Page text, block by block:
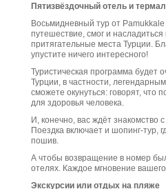
Пятизвёздочный отель и
Восьмидневный тур от
путешествие, смог и
притягательные места Турции.
упустите ничего интересного!
Туристическая программа будет
Турции, в частности,
сможете окунуться: говорят, что
для здоровья человека.
И, конечно, вас ждёт знакомство
Поездка включает и шопинг-тур,
пошив.
А чтобы возвращение в номер
отелях. Каждое мгновение
Экскурсии или отдых на пляже